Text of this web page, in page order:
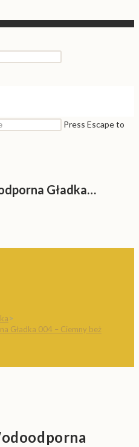
Press Escape to
Gładka…
>
Gładka 004 – Ciemny beż